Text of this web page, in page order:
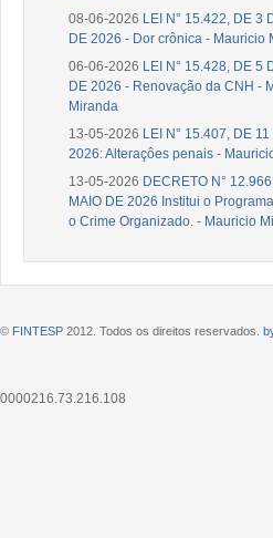
08-06-2026 LEI N° 15.422, DE 3
DE 2026 - Dor crônica - Mauricio
06-06-2026 LEI N° 15.428, DE 5
DE 2026 - Renovação da CNH -
Miranda
13-05-2026 LEI N° 15.407, DE
2026: Alteraçôes penais -
13-05-2026 DECRETO N°
MAIO DE 2026 Institui o
o Crime Organizado. - Mauricio
© FINTESP 2012. Todos os direitos reservados.
0000216.73.216.108